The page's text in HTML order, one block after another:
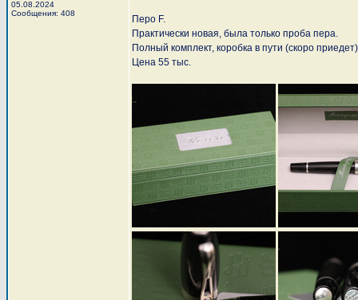
05.08.2024
Сообщения: 408
Перо F.
Практически новая, была только проба пера.
Полный комплект, коробка в пути (скоро приедет)
Цена 55 тыс.